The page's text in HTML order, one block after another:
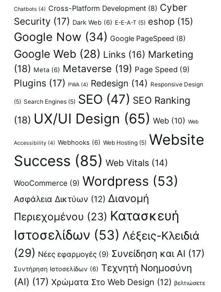
Chatbots (4) Cross-Platform Development(8) Cyber
Security (17) Dark Web(6) E-E-A-T (5) eshop(15)
Google Now (34) Google PageSpeed (8)
Google Web (28) Links (16) Marketing
(18) Meta(6) Metaverse (19) Page Speed (9)
Plugins (17) PWA(4) Redesign (14) Responsive Design
(5) Search Engines(5) SEO (47) SEO Ranking
(18) UX/UI Design (65) Web (10) Web
Accessibility(4) Webhooks (6) Web Hosting(5) Website
Success (85) Web Vitals(14)
WooCommerce (9) Wordpress (53)
Ασφάλεια Δικτύων (12) Διανομή
Περιεχομένου (23) Κατασκευή
Ιστοσελίδων (53) Λέξεις-Κλειδιά
(29) Νέες εφαρμογές(9) Συνείδηση και AI (17)
Συντήρηση Ιστοσελίδων (6) Τεχνητή Νοημοσύνη
(AI) (17) Χρώματα Στο Web Design (12) βελτιώσετε